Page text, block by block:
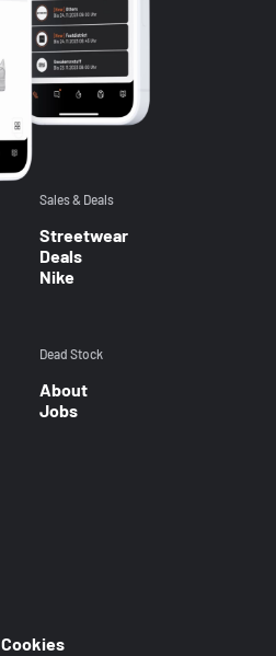
Sales & Deals
Streetwear
Deals
Nike
Dead Stock
About
Jobs
Cookies